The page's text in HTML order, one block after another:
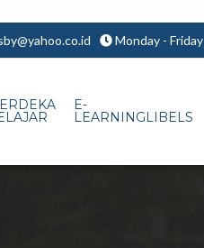
Monday -
E-
LEARNINGLIBELS